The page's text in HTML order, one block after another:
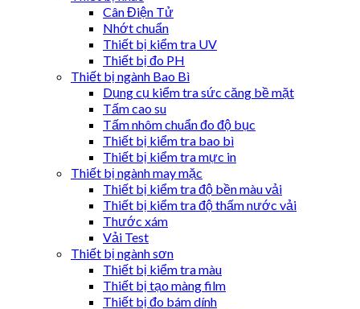
Cân Điện Tử
Nhớt chuẩn
Thiết bị kiểm tra UV
Thiết bị đo PH
Thiết bị ngành Bao Bì
Dụng cụ kiểm tra sức căng bề mặt
Tấm cao su
Tấm nhôm chuẩn đo độ bục
Thiết bị kiểm tra bao bì
Thiết bị kiểm tra mực in
Thiết bị ngành may mặc
Thiết bị kiểm tra độ bền màu vải
Thiết bị kiểm tra độ thấm nước vải
Thước xám
Vải Test
Thiết bị ngành sơn
Thiết bị kiểm tra màu
Thiết bị tạo màng film
Thiết bị đo bám dính